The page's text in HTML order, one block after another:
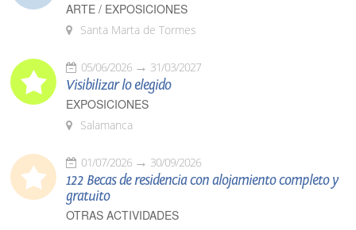
ARTE / EXPOSICIONES
Santa Marta de Tormes
05/06/2026 31/03/2027
Visibilizar lo elegido
EXPOSICIONES
Salamanca
01/07/2026 30/09/2026
122 Becas de residencia con alojamiento completo y
gratuito
OTRAS ACTIVIDADES